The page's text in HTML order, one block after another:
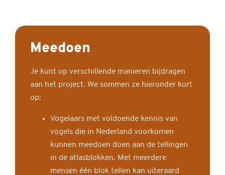
Meedoen
Je kunt op verschillende manieren bijdragen
aan het project. We sommen ze hieronder kort
op:
Vogelaars met voldoende kennis van
vogels die in Nederland voorkomen
kunnen meedoen doen aan de tellingen
in de atlasblokken. Met meerdere
mensen één blok tellen kan uiteraard